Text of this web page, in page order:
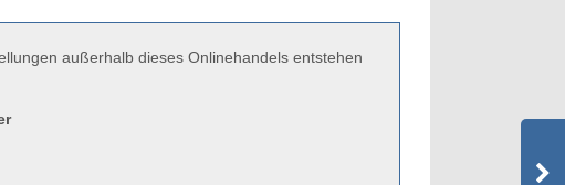
außerhalb dieses Onlinehandels entstehen